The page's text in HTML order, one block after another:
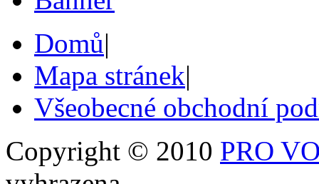
Domů|
Mapa stránek|
Všeobecné obchodní
Copyright © 2010 PRO